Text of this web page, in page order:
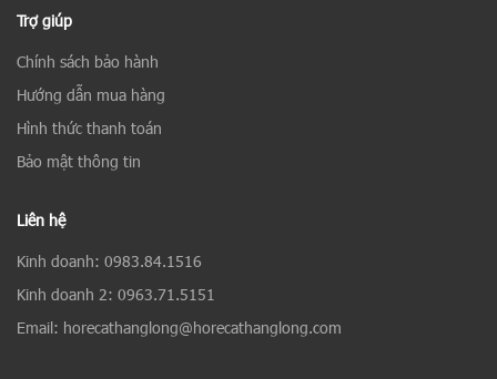
Trợ giúp
Chính sách bảo hành
Hướng dẫn mua hàng
Hình thức thanh toán
Bảo mật thông tin
Liên hệ
Kinh doanh: 0983.84.1516
Kinh doanh 2: 0963.71.5151
Email: horecathanglong@horecathanglong.com